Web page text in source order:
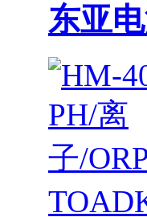
东亚